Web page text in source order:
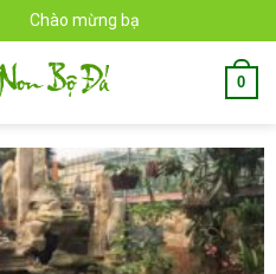
Chào mừng bạn đến với Non Bộ Đá
0